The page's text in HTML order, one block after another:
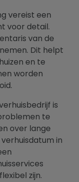
vereist een
voor detail.
van de
Dit helpt
en te
worden
is
te
over lange
in
zijn.